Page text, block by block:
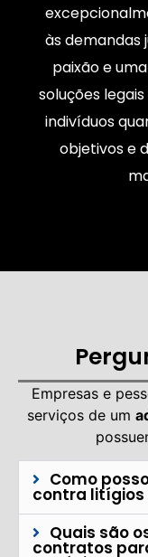
às demandas
paixão e
soluções
indivíduos
objetivos e
Empresas e
serviços de um
Como
contra litígios
Quais são
contratos